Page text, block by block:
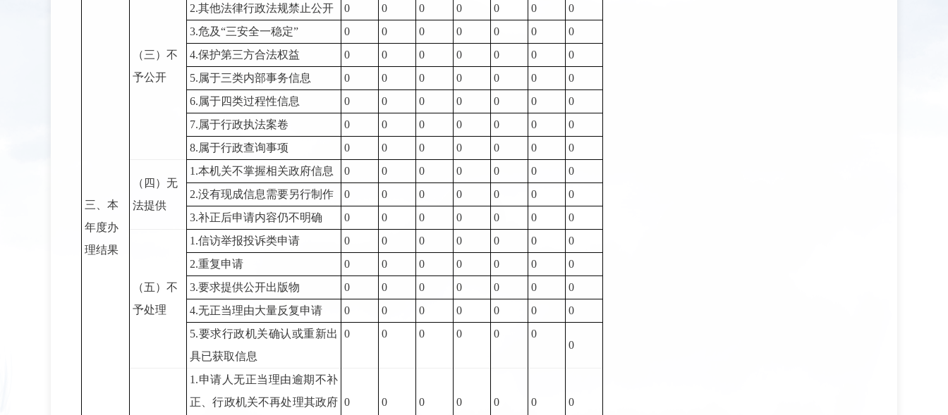
三、本
年度办
理结果
（三）不
予公开
2.其他法律行政法规禁止公开 0 0 0 0 0 0
0
3.危及“三安全一稳定” 0 0 0 0 0 0
0
4.保护第三方合法权益 0 0 0 0 0 0
0
5.属于三类内部事务信息 0 0 0 0 0 0
0
6.属于四类过程性信息 0 0 0 0 0 0
0
7.属于行政执法案卷 0 0 0 0 0 0
0
8.属于行政查询事项 0 0 0 0 0 0 0
（四）无
法提供
1.本机关不掌握相关政府信息 0 0 0 0 0 0
0
2.没有现成信息需要另行制作 0 0 0 0 0 0
0
3.补正后申请内容仍不明确 0 0 0 0 0 0 0
（五）不
予处理
1.信访举报投诉类申请 0 0 0 0 0 0
0
2.重复申请 0 0 0 0 0 0
0
3.要求提供公开出版物 0 0 0 0 0 0
0
4.无正当理由大量反复申请 0 0 0 0 0 0
0
5.要求行政机关确认或重新出
具已获取信息
0 0 0 0 0
0
0
1.申请人无正当理由逾期不补
正、行政机关不再处理其政府 0 0 0 0 0 0 0